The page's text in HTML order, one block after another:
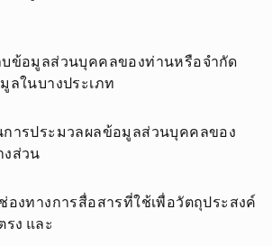
ข้อมูลส่วนบุคคลของท่านหรือจำกัด
ลในบางประเภท
ารประมวลผลข้อมูลส่วนบุคคลของ
ส่วน
องทางการสื่อสารที่ใช้เพื่อวัตถุประสงค์
รง และ